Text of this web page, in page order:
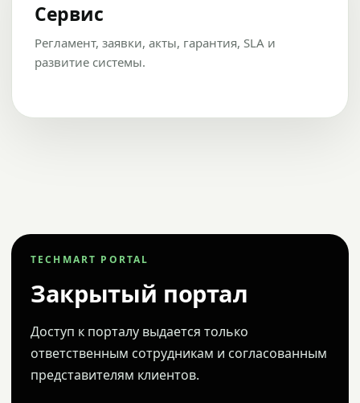
Сервис
Регламент, заявки, акты, гарантия, SLA и
развитие системы.
TECHMART PORTAL
Закрытый портал
Доступ к порталу выдается только
ответственным сотрудникам и согласованным
представителям клиентов.